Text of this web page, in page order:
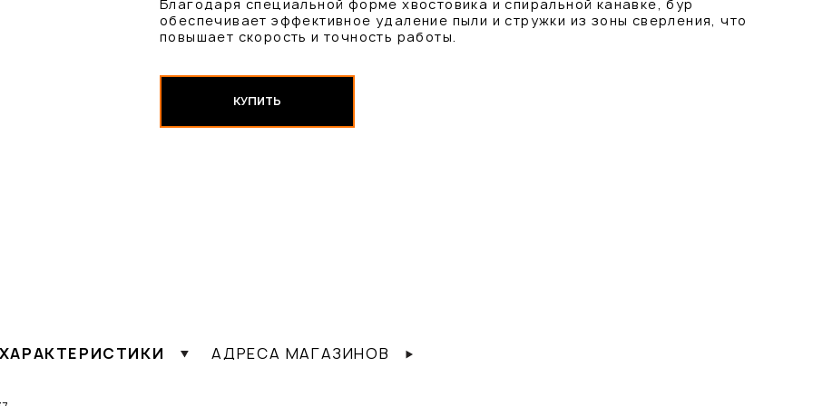
Благодаря специальной форме хвостовика и спиральной канавке, бур
обеспечивает эффективное удаление пыли и стружки из зоны сверления, что
повышает скорость и точность работы.
КУПИТЬ
АДРЕСА МАГАЗИНОВ